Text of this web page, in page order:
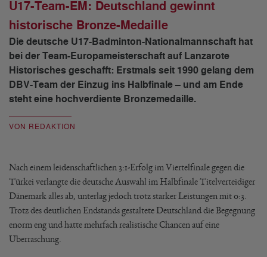
U17-Team-EM: Deutschland gewinnt
historische Bronze-Medaille
Die deutsche U17-Badminton-Nationalmannschaft hat
bei der Team-Europameisterschaft auf Lanzarote
Historisches geschafft: Erstmals seit 1990 gelang dem
DBV-Team der Einzug ins Halbfinale – und am Ende
steht eine hochverdiente Bronzemedaille.
VON REDAKTION
Nach einem leidenschaftlichen 3:1-Erfolg im Viertelfinale gegen die
Türkei verlangte die deutsche Auswahl im Halbfinale Titelverteidiger
Dänemark alles ab, unterlag jedoch trotz starker Leistungen mit 0:3.
Trotz des deutlichen Endstands gestaltete Deutschland die Begegnung
enorm eng und hatte mehrfach realistische Chancen auf eine
Überraschung.